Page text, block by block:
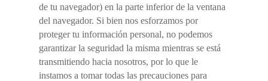
de tu navegador) en la parte inferior de la ventana
del navegador. Si bien nos esforzamos por
proteger tu información personal, no podemos
garantizar la seguridad la misma mientras se está
transmitiendo hacia nosotros, por lo que le
instamos a tomar todas las precauciones para